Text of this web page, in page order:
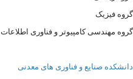
گروه فیزیک
گروه مهندسی کامپیوتر و فناوری اطلاعات
دانشکده صنایع و فناوری های معدنی